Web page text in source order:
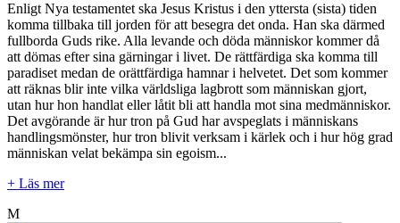
Enligt Nya testamentet ska Jesus Kristus i den yttersta (sista) tiden
komma tillbaka till jorden för att besegra det onda. Han ska därmed
fullborda Guds rike. Alla levande och döda människor kommer då
att dömas efter sina gärningar i livet. De rättfärdiga ska komma till
paradiset medan de orättfärdiga hamnar i helvetet. Det som kommer
att räknas blir inte vilka världsliga lagbrott som människan gjort,
utan hur hon handlat eller låtit bli att handla mot sina medmänniskor.
Det avgörande är hur tron på Gud har avspeglats i människans
handlingsmönster, hur tron blivit verksam i kärlek och i hur hög grad
människan velat bekämpa sin egoism...
+ Läs mer
M